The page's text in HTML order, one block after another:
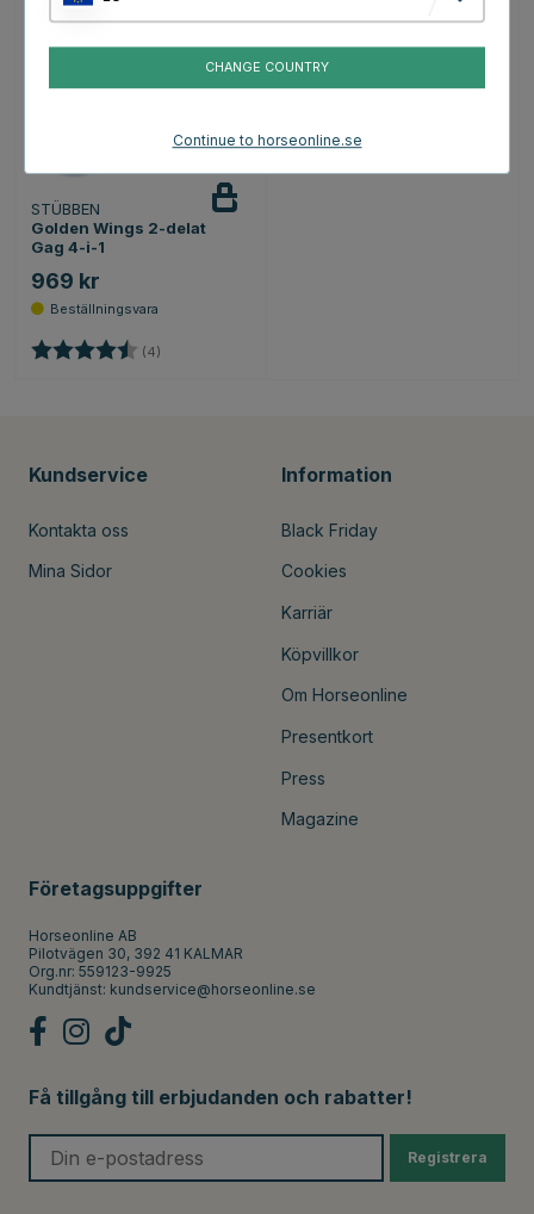
STÜBBEN
Golden Wings 2-delat
Gag 4-i-1
969 kr
Betyg: (4)
Kundservice
Kontakta oss
Mina Sidor
Information
Black Friday
Cookies
Karriär
Köpvillkor
Om Horseonline
Presentkort
Press
Magazine
Företagsuppgifter
Horseonline AB
Pilotvägen 30, 392 41 KALMAR
Org.nr: 559123-9925
Kundtjänst: kundservice@horseonline.se
Få tillgång till erbjudanden och rabatter!
Registrera
CHANGE COUNTRY
Continue to horseonline.se